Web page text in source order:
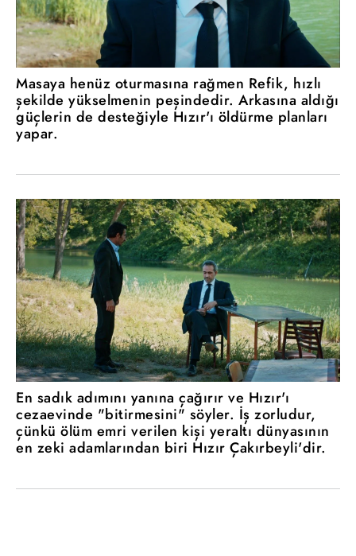
Masaya henüz oturmasına rağmen Refik, hızlı
şekilde yükselmenin peşindedir. Arkasına aldığı
güçlerin de desteğiyle Hızır'ı öldürme planları
yapar.
En sadık adımını yanına çağırır ve Hızır'ı
cezaevinde "bitirmesini" söyler. İş zorludur,
çünkü ölüm emri verilen kişi yeraltı dünyasının
en zeki adamlarından biri Hızır Çakırbeyli'dir.